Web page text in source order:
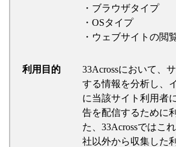
・ブラウザタイプ
・OSタイプ
・ウェブサイトの閲
利用目的
33Acrossにおいて、
する情報を分析し、
に当該サイト利用者
告を配信するために
た、33Acrossではこ
社以外から収集した